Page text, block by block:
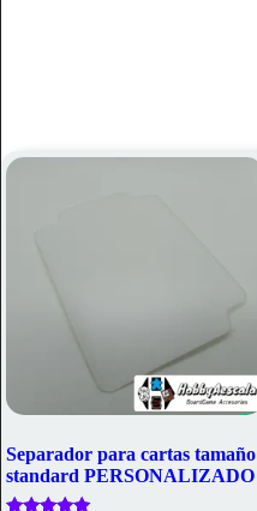
Separador para cartas tamaño
standard PERSONALIZADO